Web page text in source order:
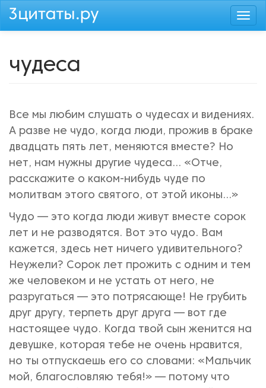
Перейти
чудеса
Все мы любим слушать о чудесах и видениях.
А разве не чудо, когда люди, прожив в браке
двадцать пять лет, меняются вместе? Но
нет, нам нужны другие чудеса... «Отче,
расскажите о каком-нибудь чуде по
молитвам этого святого, от этой иконы...»
Чудо — это когда люди живут вместе сорок
лет и не разводятся. Вот это чудо. Вам
кажется, здесь нет ничего удивительного?
Неужели? Сорок лет прожить с одним и тем
же человеком и не устать от него, не
разругаться — это потрясающе! Не грубить
друг другу, терпеть друг друга — вот где
настоящее чудо. Когда твой сын женится на
девушке, которая тебе не очень нравится,
но ты отпускаешь его со словами: «Мальчик
мой, благословляю тебя!» — потому что